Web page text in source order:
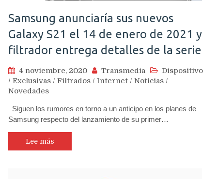
Samsung anunciaría sus nuevos
Galaxy S21 el 14 de enero de 2021 y
filtrador entrega detalles de la serie
4 noviembre, 2020 Transmedia
Dispositivo
/ Exclusivas / Filtrados / Internet / Noticias /
Novedades
Siguen los rumores en torno a un anticipo en los planes de
Samsung respecto del lanzamiento de su primer…
Lee más